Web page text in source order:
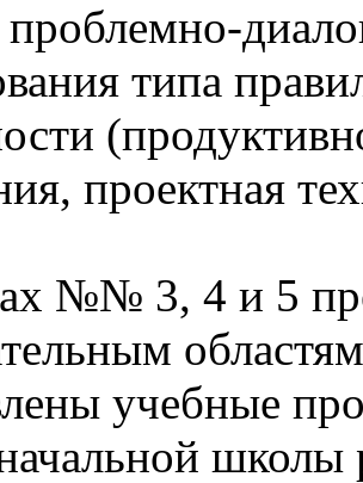
типа
проектная
№№ 3, 4 и 5
учебные
школы